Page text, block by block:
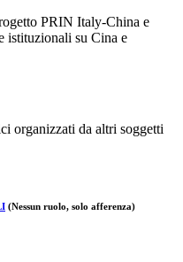
PRIN Italy-China e
istituzionali su Cina e
organizzati da altri soggetti
(Nessun ruolo, solo afferenza)